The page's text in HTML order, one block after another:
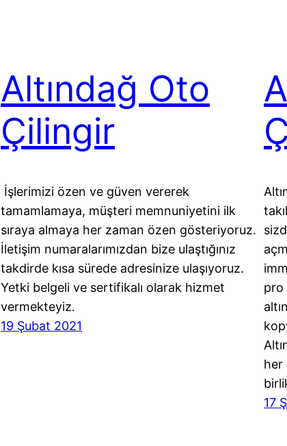
Altındağ Oto
Çilingir
İşlerimizi özen ve güven vererek
tamamlamaya, müşteri memnuniyetini ilk
sıraya almaya her zaman özen gösteriyoruz.
İletişim numaralarımızdan bize ulaştığınız
takdirde kısa sürede adresinize ulaşıyoruz.
Yetki belgeli ve sertifikalı olarak hizmet
vermekteyiz.
19 Şubat 2021
pro
her
17